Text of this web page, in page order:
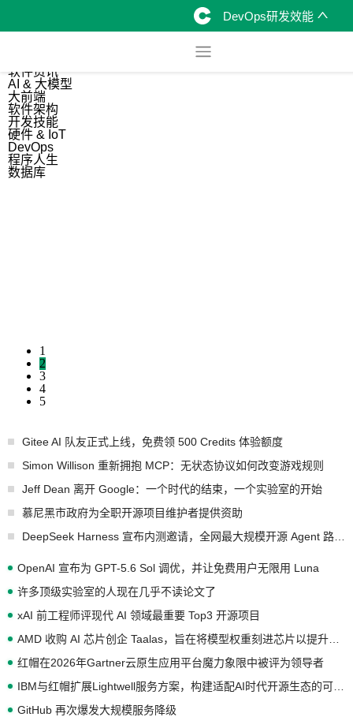
DevOps研发效能
软件资讯
AI & 大模型
大前端
软件架构
开发技能
硬件 & IoT
DevOps
程序人生
数据库
1
2
3
4
5
Gitee AI 队友正式上线，免费领 500 Credits 体验额度
Simon Willison 重新拥抱 MCP：无状态协议如何改变游戏规则
Jeff Dean 离开 Google：一个时代的结束，一个实验室的开始
慕尼黑市政府为全职开源项目维护者提供资助
OpenAI 宣布为 GPT-5.6 Sol 调优，并让免费用户无限用 Luna
许多顶级实验室的人现在几乎不读论文了
xAI 前工程师评现代 AI 领域最重要 Top3 开源项目
红帽在2026年Gartner云原生应用平台魔力象限中被评为领导者
GitHub 再次爆发大规模服务降级